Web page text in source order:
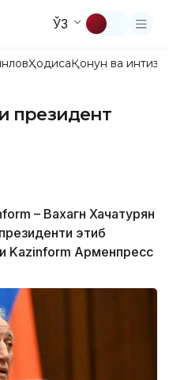
ЎЗ
ҲодисаҚонун ва
президент
– Вахагн Хачатурян
этиб
Kazinform Арменпресс